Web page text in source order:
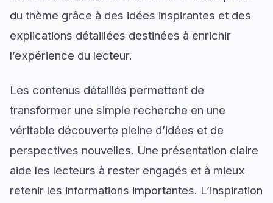
du thème grâce à des idées inspirantes et des
explications détaillées destinées à enrichir
l’expérience du lecteur.
Les contenus détaillés permettent de
transformer une simple recherche en une
véritable découverte pleine d’idées et de
perspectives nouvelles. Une présentation claire
aide les lecteurs à rester engagés et à mieux
retenir les informations importantes. L’inspiration